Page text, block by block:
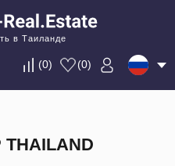
в Таиланде
(0) (0)
THAILAND